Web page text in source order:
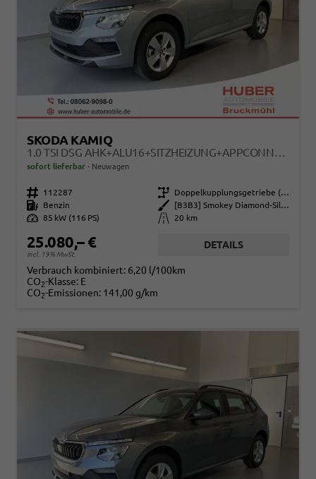
SKODA KAMIQ
1.0 TSI DSG AHK+ALU16+SITZHEIZUNG+APPCONNECT+GV5+LED+NEBEL+KLIMA
sofort lieferbar Neuwagen
Fahrzeugnr. 112287 Getriebe
Doppelkupplungsgetriebe (DSG)
Kraftstoff
Benzin Außenfarbe
[B3B3] Smokey Diamond-Silber Metallic
Leistung 85 kW (116 PS) Kilometerstand 20 km
25.080,– €
incl. 19% MwSt.
DETAILS
Verbrauch kombiniert: 6,20 l/100km
CO2-Klasse: E
CO2-Emissionen: 141,00 g/km